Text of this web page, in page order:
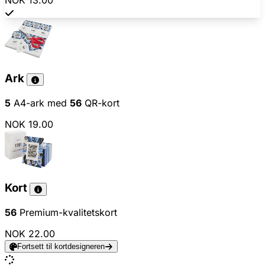
Ark
5 A4-ark med 56 QR-kort
NOK 19.00
Kort
56 Premium-kvalitetskort
NOK 22.00
Fortsett til kortdesigneren